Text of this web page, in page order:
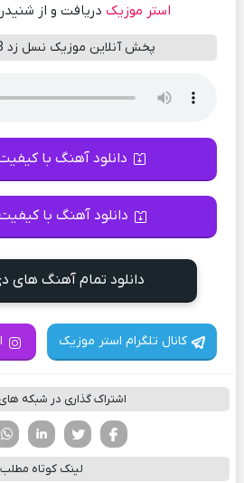
استر موزیک دریافت و از
پخش آنلاین موزیک نسل زد 18 (ریمیکس)
دانلود آهنگ با کیفیت
دانلود آهنگ با کیفیت
دانلود تمام آهنگ های
کانال تلگرام استر موزیک
اشتراک گذاری در شبکه
تویتر
فیسوک
لینک کوتاه مطلب